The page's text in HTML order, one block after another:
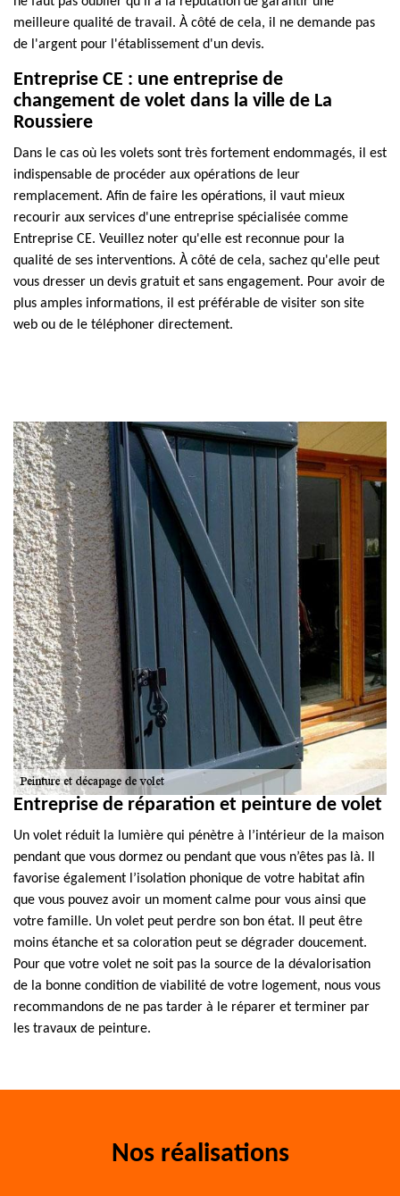
meilleure qualité de travail. À côté de cela, il ne demande pas
de l'argent pour l'établissement d'un devis.
Entreprise CE : une entreprise de
changement de volet dans la ville de La
Roussiere
Dans le cas où les volets sont très fortement endommagés, il est
indispensable de procéder aux opérations de leur
remplacement. Afin de faire les opérations, il vaut mieux
recourir aux services d'une entreprise spécialisée comme
Entreprise CE. Veuillez noter qu'elle est reconnue pour la
qualité de ses interventions. À côté de cela, sachez qu'elle peut
vous dresser un devis gratuit et sans engagement. Pour avoir de
plus amples informations, il est préférable de visiter son site
web ou de le téléphoner directement.
Entreprise de réparation et peinture de volet
Un volet réduit la lumière qui pénètre à l’intérieur de la maison
pendant que vous dormez ou pendant que vous n’êtes pas là. Il
favorise également l’isolation phonique de votre habitat afin
que vous pouvez avoir un moment calme pour vous ainsi que
votre famille. Un volet peut perdre son bon état. Il peut être
moins étanche et sa coloration peut se dégrader doucement.
Pour que votre volet ne soit pas la source de la dévalorisation
de la bonne condition de viabilité de votre logement, nous vous
recommandons de ne pas tarder à le réparer et terminer par
les travaux de peinture.
Nos réalisations